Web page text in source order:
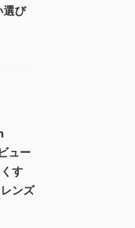
選び
ュー
す
ンズ